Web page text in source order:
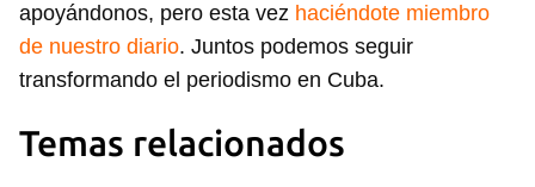
apoyándonos, pero esta vez haciéndote miembro
de nuestro diario. Juntos podemos seguir
transformando el periodismo en Cuba.
Temas relacionados